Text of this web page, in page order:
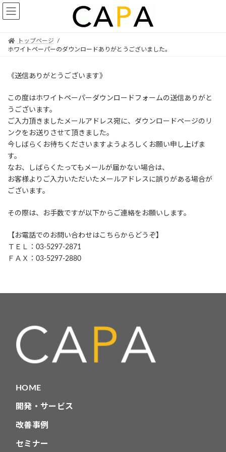
Skip
the
Skip
the
トップページ
ホワイトペーパーのダウンロードありがとうございました。
《送信ありがとうございます》
この度はホワイトペーパーダウンロードフォームの送信ありがと
うございます。
ご入力頂きましたメールアドレス宛に、ダウンロードページのリ
ンクをお送りさせて頂きました。
今しばらくお待ちくださいますようよろしくお願い申し上げま
す。
なお、しばらくたってもメールが届かない場合は、
お客様よりご入力いただいたメールアドレスに誤りがある場合が
ございます。
その際は、お手数ですが以下からご連絡をお願いします。
【お電話でのお問い合わせはこちらからどうぞ】
ＴＥＬ：03-5297-2871
ＦＡＸ：03-5297-2880
HOME
開発・サービス
改善事例
セミナー